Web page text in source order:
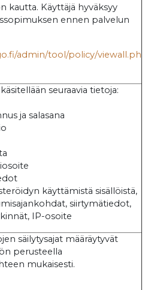
kautta. Käyttäjä hyväksyy
ennen palvelun
admin/tool/policy/viewall.ph
seuraavia tietoja:
ja salasana
käyttämistä sisällöistä,
siirtymätiedot,
IP-osoite
säilytysajat määräytyvät
perusteella
mukaisesti.